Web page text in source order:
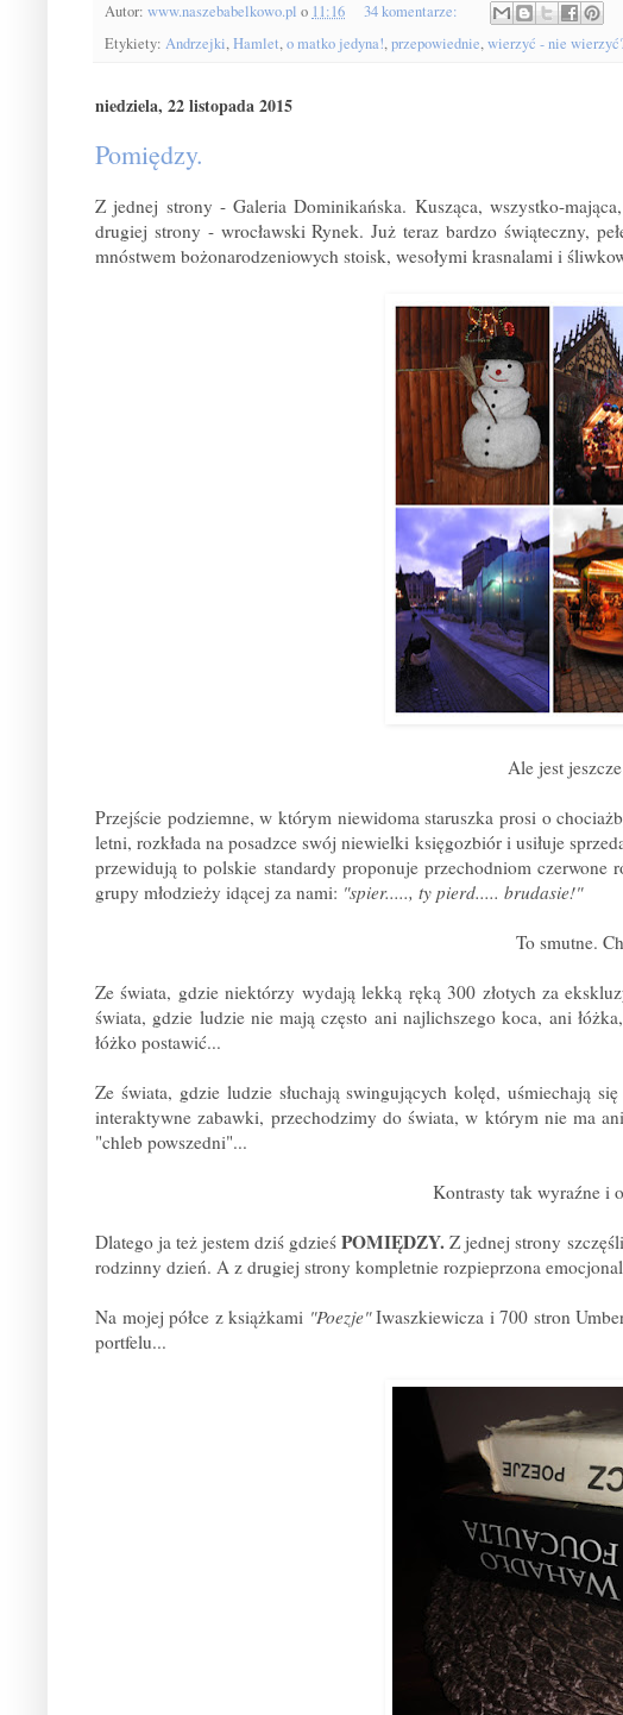
Autor: www.naszebabelkowo.pl o 11:16
34 komentarze:
Etykiety: Andrzejki,Hamlet,o matko jedyna!,przepowiednie,wierzyć - nie
niedziela, 22 listopada 2015
Pomiędzy.
Z jednej strony - Galeria Dominikańska. Kusząca, wszystko-
drugiej strony - wrocławski Rynek. Już teraz bardzo świąteczny,
mnóstwem bożonarodzeniowych stoisk, wesołymi krasnalami i
Ale jest
Przejście podziemne, w którym niewidoma staruszka prosi o
letni, rozkłada na posadzce swój niewielki księgozbiór i usiłuje
przewidują to polskie standardy proponuje przechodniom czerwone
grupy młodzieży idącej za nami: "spier....., ty pierd..... brudasie!"
To smutne.
Ze świata, gdzie niektórzy wydają lekką ręką 300 złotych za
świata, gdzie ludzie nie mają często ani najlichszego koca, ani
łóżko postawić...
Ze świata, gdzie ludzie słuchają swingujących kolęd, uśmiechają
interaktywne zabawki, przechodzimy do świata, w którym nie ma
"chleb powszedni"...
Kontrasty tak wyraźne i
Dlatego ja też jestem dziś gdzieśPOMIĘDZY.Z jednej strony
rodzinny dzień. A z drugiej strony kompletnie rozpieprzona
Na mojej półce z książkami "Poezje"Iwaszkiewicza i 700 stron
portfelu...